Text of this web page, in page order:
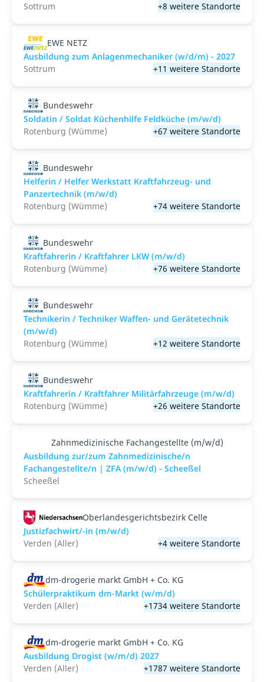
Sottrum
+8 weitere Standorte
EWE NETZ
Ausbildung zum Anlagenmechaniker (w/d/m) - 2027
Sottrum
+11 weitere Standorte
Bundeswehr
Soldatin / Soldat Küchenhilfe Feldküche (m/w/d)
Rotenburg (Wümme)
+67 weitere Standorte
Bundeswehr
Helferin / Helfer Werkstatt Kraftfahrzeug- und
Panzertechnik (m/w/d)
Rotenburg (Wümme)
+74 weitere Standorte
Bundeswehr
Kraftfahrerin / Kraftfahrer LKW (m/w/d)
Rotenburg (Wümme)
+76 weitere Standorte
Bundeswehr
Technikerin / Techniker Waffen- und Gerätetechnik
(m/w/d)
Rotenburg (Wümme)
+12 weitere Standorte
Bundeswehr
Kraftfahrerin / Kraftfahrer Militärfahrzeuge (m/w/d)
Rotenburg (Wümme)
+26 weitere Standorte
Zahnmedizinische Fachangestellte (m/w/d)
Ausbildung zur/zum Zahnmedizinische/n
Fachangestellte/n | ZFA (m/w/d) - Scheeßel
Scheeßel
Oberlandesgerichtsbezirk Celle
Justizfachwirt/-in (m/w/d)
Verden (Aller)
+4 weitere Standorte
dm-drogerie markt GmbH + Co. KG
Schülerpraktikum dm-Markt (w/m/d)
Verden (Aller)
+1734 weitere Standorte
dm-drogerie markt GmbH + Co. KG
Ausbildung Drogist (w/m/d) 2027
Verden (Aller)
+1787 weitere Standorte